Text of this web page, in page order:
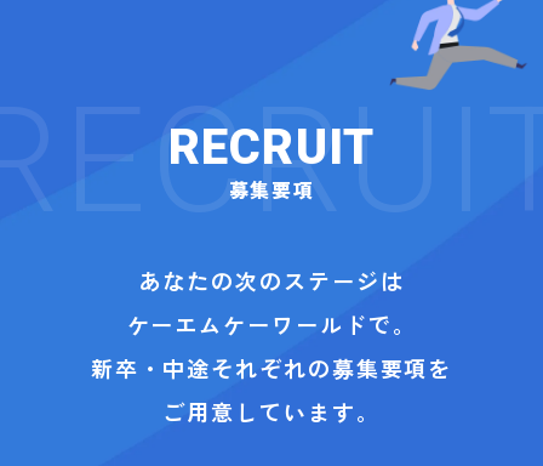
RECRUIT
募集要項
あなたの次のステージは
ケーエムケーワールドで。
新卒・中途それぞれの募集要項を
ご用意しています。